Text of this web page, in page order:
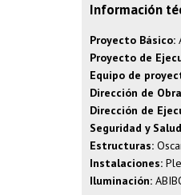
Información
Proyecto Básico:
Proyecto de
Equipo de
Dirección de
Dirección de
Seguridad y
Estructuras:
Instalaciones:
Iluminación: